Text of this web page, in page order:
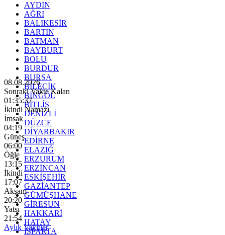
AYDIN
AĞRI
BALIKESİR
BARTIN
BATMAN
BAYBURT
BOLU
BURDUR
BURSA
BİLECİK
BİNGÖL
BİTLİS
DENİZLİ
DÜZCE
DİYARBAKIR
EDİRNE
ELAZIĞ
ERZURUM
ERZİNCAN
ESKİŞEHİR
GAZİANTEP
GÜMÜŞHANE
GİRESUN
HAKKARİ
HATAY
ISPARTA
08.08.2026
Sonraki Vakte Kalan
01:35:36
İkindi Namazı
İmsak
04:19
Güneş
06:00
Öğle
13:15
İkindi
17:07
Akşam
20:20
Yatsı
21:54
Aylık Vakitler